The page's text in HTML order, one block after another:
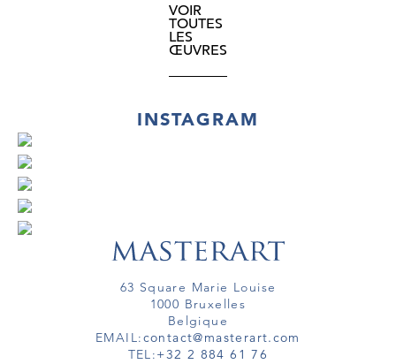
VOIR
TOUTES
LES
ŒUVRES
INSTAGRAM
63 Square Marie Louise
1000 Bruxelles
Belgique
EMAIL:contact@masterart.com
TEL:+32 2 884 61 76